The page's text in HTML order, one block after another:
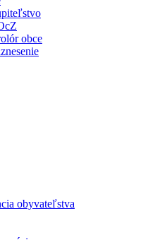
obce
obyvateľstva